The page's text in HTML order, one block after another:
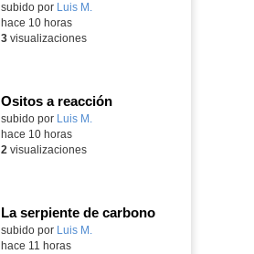
Contenido educativo.
subido por Luis M.
hace 10 horas
3visualizaciones
Ositos a reacción
Contenido educativo.
subido por Luis M.
hace 10 horas
2 visualizaciones
La serpiente de carbono
Contenido educativo.
subido por Luis M.
hace 11 horas